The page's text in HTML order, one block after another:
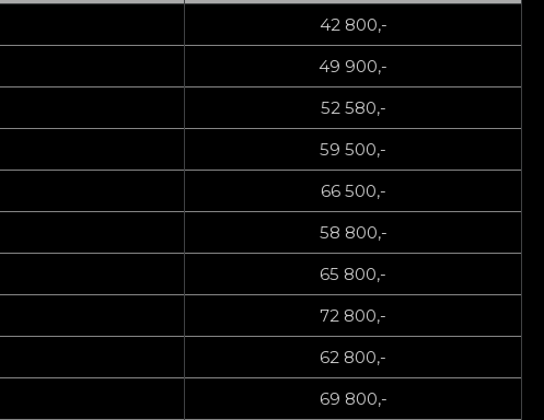
42 800,-
49 900,-
52 580,-
59 500,-
66 500,-
58 800,-
65 800,-
72 800,-
62 800,-
69 800,-